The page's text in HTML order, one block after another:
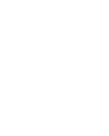
pour ses
recherche
de